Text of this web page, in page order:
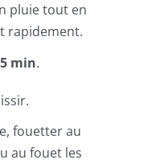
pluie tout en
rapidement.
5 min.
fouetter au
au fouet les